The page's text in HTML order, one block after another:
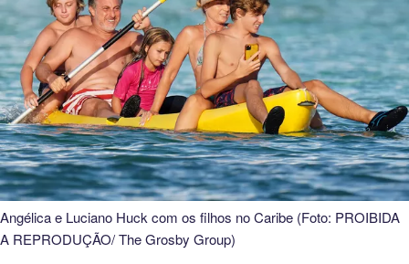
Angélica e Luciano Huck com os filhos no Caribe (Foto: PROIBIDA
A REPRODUÇÃO/ The Grosby Group)